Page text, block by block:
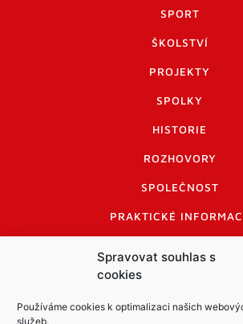
Spravovat souhlas s
cookies
Používáme cookies k optimalizaci našich
služeb.
SPORT
ŠKOLSTVÍ
PROJEKTY
SPOLKY
HISTORIE
ROZHOVORY
SPOLEČNOST
PRAKTICKÉ
INFORMACE A KODEX
LOGO A LOGO